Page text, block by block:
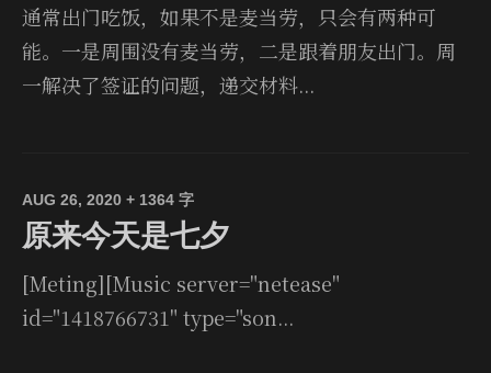
通常出门吃饭，如果不是麦当劳，只会有两种可
能。一是周围没有麦当劳，二是跟着朋友出门。周
一解决了签证的问题，递交材料...
AUG 26, 2020 + 1364 字
原来今天是七夕
[Meting][Music server="netease"
id="1418766731" type="son...